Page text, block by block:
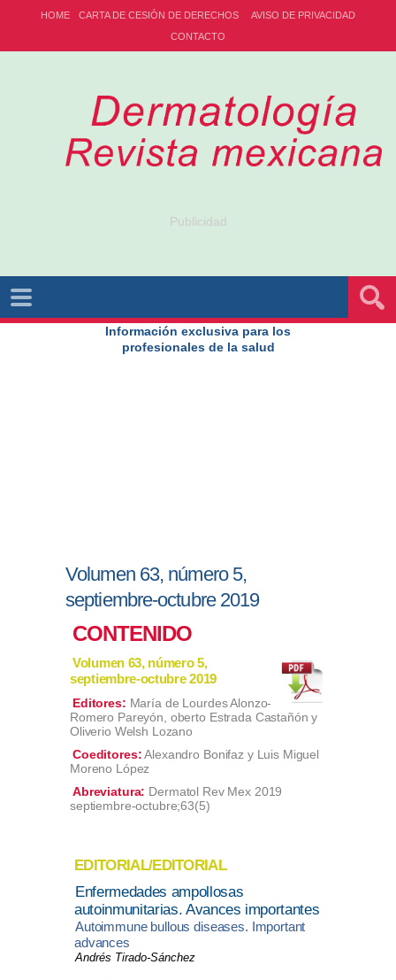
HOME CARTA DE CESIÓN DE DERECHOS
AVISO DE PRIVACIDAD
CONTACTO
Publicidad
Información exclusiva para los
profesionales de la salud
Volumen 63, número 5,
septiembre-octubre 2019
CONTENIDO
Volumen 63, número 5,
septiembre-octubre 2019
Editores: María de Lourdes Alonzo-
Romero Pareyón, oberto Estrada Castañón y
Oliverio Welsh Lozano
Coeditores:Alexandro Bonifaz y Luis Miguel
Moreno López
Abreviatura: Dermatol Rev Mex 2019
septiembre-octubre;63(5)
EDITORIAL/EDITORIAL
Enfermedades ampollosas
autoinmunitarias. Avances importantes
Autoimmune bullous diseases. Important
advances
Andrés Tirado-Sánchez